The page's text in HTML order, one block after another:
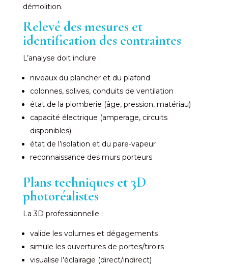
démolition.
Relevé des mesures et
identification des contraintes
L’analyse doit inclure :
niveaux du plancher et du plafond
colonnes, solives, conduits de ventilation
état de la plomberie (âge, pression, matériau)
capacité électrique (amperage, circuits
disponibles)
état de l’isolation et du pare-vapeur
reconnaissance des murs porteurs
Plans techniques et 3D
photoréalistes
La 3D professionnelle :
valide les volumes et dégagements
simule les ouvertures de portes/tiroirs
visualise l’éclairage (direct/indirect)